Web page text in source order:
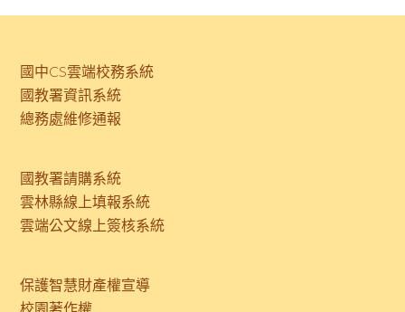
國中CS雲端校務系統
國教署資訊系統
總務處維修通報
國教署請購系統
雲林縣線上填報系統
雲端公文線上簽核系統
保護智慧財產權宣導
校園著作權